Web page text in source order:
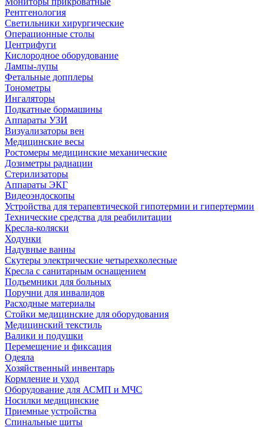
Рентгенология
Светильники хирургические
Операционные столы
Центрифуги
Кислородное оборудование
Лампы-лупы
Фетальные допплеры
Тонометры
Ингаляторы
Подкатные бормашины
Аппараты УЗИ
Визуализаторы вен
Медицинские весы
Ростомеры медицинские механические
Дозиметры радиации
Стерилизаторы
Аппараты ЭКГ
Видеоэндоскопы
Устройства для терапевтической гипотермии и гипертермии
Технические средства для реабилитации
Кресла-коляски
Ходунки
Надувные ванны
Скутеры электрические четырехколесные
Кресла с санитарным оснащением
Подъемники для больных
Поручни для инвалидов
Расходные материалы
Стойки медицинские для оборудования
Медицинский текстиль
Валики и подушки
Перемещение и фиксация
Одеяла
Хозяйственный инвентарь
Кормление и уход
Оборудование для АСМП и МЧС
Носилки медицинские
Приемные устройства
Спинальные щиты